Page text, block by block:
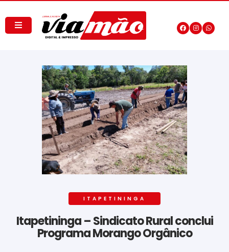
ITAPETININGA
Itapetininga – Sindicato Rural conclui
Programa Morango Orgânico